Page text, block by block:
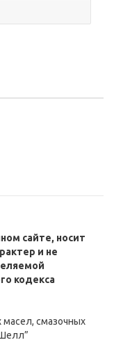
сайте, носит
и не
кодекса
смазочных